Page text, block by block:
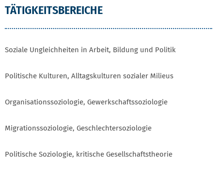
TÄTIGKEITSBEREICHE
Soziale Ungleichheiten in Arbeit, Bildung und Politik
Politische Kulturen, Alltagskulturen sozialer Milieus
Organisationssoziologie, Gewerkschaftssoziologie
Migrationssoziologie, Geschlechtersoziologie
Politische Soziologie, kritische Gesellschaftstheorie